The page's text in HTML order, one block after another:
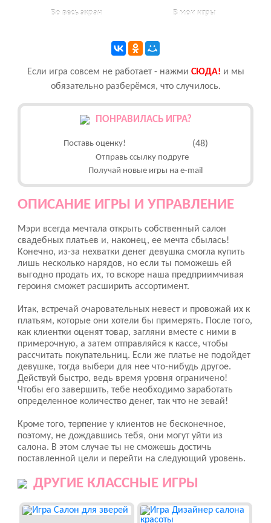
Во весь экран В мои игры
Если игра совсем не работает - нажми CЮДА! и мы
обязательно разберёмся, что случилось.
ПОНРАВИЛАСЬ ИГРА?
Поставь оценку! (48)
Отправь ссылку подруге
Получай новые игры на e-mail
ОПИСАНИЕ ИГРЫ И УПРАВЛЕНИЕ
Мэри всегда мечтала открыть собственный салон
свадебных платьев и, наконец, ее мечта сбылась!
Конечно, из-за нехватки денег девушка смогла купить
лишь несколько нарядов, но если ты поможешь ей
выгодно продать их, то вскоре наша предприимчивая
героиня сможет расширить ассортимент.
Итак, встречай очаровательных невест и провожай их к
платьям, которые они хотели бы примерять. После того,
как клиентки оценят товар, загляни вместе с ними в
примерочную, а затем отправляйся к кассе, чтобы
рассчитать покупательниц. Если же платье не подойдет
девушке, тогда выбери для нее что-нибудь другое.
Действуй быстро, ведь время уровня ограничено!
Чтобы его завершить, тебе необходимо заработать
определенное количество денег, так что не зевай!
Кроме того, терпение у клиентов не бесконечное,
поэтому, не дождавшись тебя, они могут уйти из
салона. В этом случае ты не сможешь достичь
поставленной цели и перейти на следующий уровень.
ДРУГИЕ КЛАССНЫЕ ИГРЫ